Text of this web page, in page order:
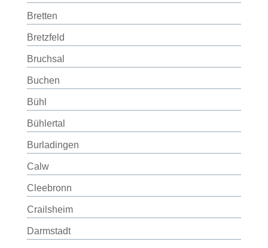
Bretten
Bretzfeld
Bruchsal
Buchen
Bühl
Bühlertal
Burladingen
Calw
Cleebronn
Crailsheim
Darmstadt